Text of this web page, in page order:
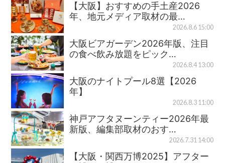
【大阪】おすすめの手土産2026
年、地元メディア取材の最…
2026.8.6 15:00
大阪ビアガーデン2026年版、注目
の食べ飲み放題をピック…
2026.8.4 13:00
大阪のナイトプール8選【2026
年】
2026.8.3 11:00
神戸アフタヌーンティー2026年最
新版、編集部取材のおす…
2026.7.31 14:00
【大阪・関西万博2025】アフター